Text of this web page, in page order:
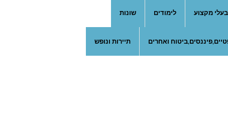
בעלי מקצוע לימודים שונות
ואחרים תיירות ונופש